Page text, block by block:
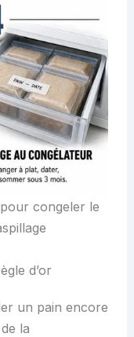
congeler le
d’or
un pain encore
la